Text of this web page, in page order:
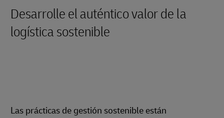
Desarrolle el auténtico valor de la
logística sostenible
Las prácticas de gestión sostenible están